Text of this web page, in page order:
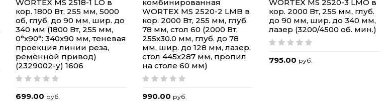
WORTEX MS 2518-1 LO в
кор. 1800 Вт, 255 мм, 5000
об, глуб. до 90 мм, шир. до
340 мм (1800 Вт, 255 мм,
0°x90°: 340x90 мм, теневая
проекция линии реза,
ременной привод)
(2329002-у) 1606
699.00 руб.
комбинированная
WORTEX MS 2520-2 LMB в
кор. 2000 Вт, 255 мм, глуб.
78 мм, стол 60 (2000 Вт,
255х30.0 мм, глуб. до 78
мм, шир. до 128 мм, лазер,
стол 445х287 мм, пропил
на столе 60 мм)
990.00 руб.
WORTEX MS 2520-3 LMO в
кор. 2000 Вт, 255 мм, глуб.
до 90 мм, шир. до 340 мм,
лазер (3200/4500 об. мин.)
795.00 руб.